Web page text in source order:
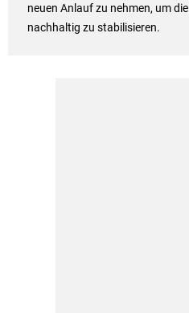
neuen Anlauf zu nehmen, um
nachhaltig zu stabilisieren.